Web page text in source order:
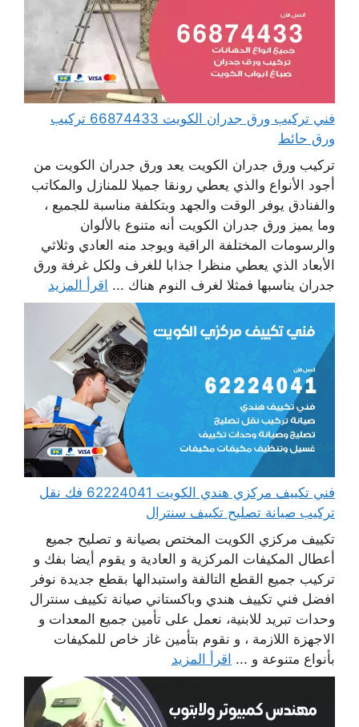
فني تركيب ورق جدران الكويت 66874433 تركيب
ورق حائط
تركيب ورق جدران الكويت يعد ورق جدران الكويت من
أجود الأنواع والذي يعطي رونقا جميلا للمنازل والمكاتب
والفنادق يوفر الوقت والجهد وبتكلفة مناسبة للجميع ،
وما يميز ورق جدران الكويت أنه متنوع بالألوان
والرسومات المختلفة الراقية ويوجد منه العادي وثلاثي
الأبعاد الذي يعطي منظرا جذابا للغرف ولكل غرفة ورق
جدران يناسبها فمثلا لغرف النوم هناك ... اقرأ المزيد
فني تكييف مركزي هندي الكويت 62224041 فك نقل
تركيب صيانة تصليح تكييف سنترال
تكييف مركزي الكويت المختص بصيانة و تصليح جميع
أعطال المكيفات المركزية و العادية و يقوم أيضا بفك و
تركيب جميع القطع التالفة واستبدالها بقطع جديدة نوفر
افضل فني تكييف هندي وباكستاني صيانة تكييف سنترال
وحدات تبريد للابنية، نعمل على تأمين جميع المعدات و
الاجهزة اللازمة ، و نقوم بتأمين غاز خاص للمكيفات
بأنواع متنوعة و ... اقرأ المزيد